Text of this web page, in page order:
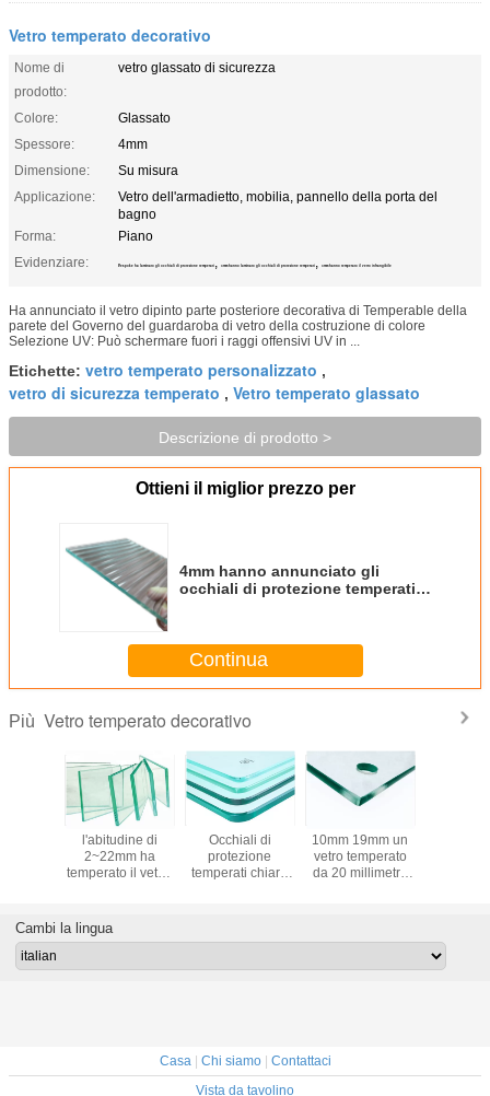
Vetro temperato decorativo
Nome di
prodotto:
vetro glassato di sicurezza
Colore:
Glassato
Spessore:
4mm
Dimensione:
Su misura
Applicazione:
Vetro dell'armadietto, mobilia, pannello della porta del
bagno
Forma:
Piano
Evidenziare:
Bespoke ha laminato gli occhiali di protezione temperati , 4mm hanno laminato gli occhiali di protezione temperati , 4mm hanno temperato il vetro infrangibile
Ha annunciato il vetro dipinto parte posteriore decorativa di Temperable della
parete del Governo del guardaroba di vetro della costruzione di colore
Selezione UV: Può schermare fuori i raggi offensivi UV in ...
Etichette: vetro temperato personalizzato ,
vetro di sicurezza temperato , Vetro temperato glassato
Descrizione di prodotto >
Ottieni il miglior prezzo per
4mm hanno annunciato gli
occhiali di protezione temperati
Continua
Più Vetro temperato decorativo
l'abitudine di
2~22mm ha
temperato il vetro,
superficie
regolare/piana
Occhiali di
protezione
temperati chiaro
calore 15mm
10mm 19mm un
vetro temperato
da 20 millimetri,
perforazione
Cambi la lingua
Casa| Chi siamo| Contattaci
Vista da tavolino